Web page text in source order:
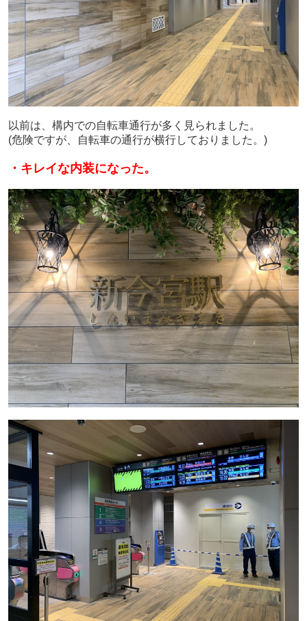
以前は、構内での自転車通行が多く見られました。
(危険ですが、自転車の通行が横行しておりました。)
・キレイな内装になった。